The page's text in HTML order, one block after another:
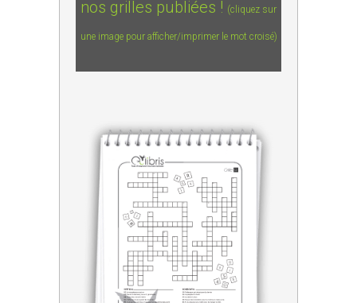
nos grilles publiées ! (cliquez sur
une image pour afficher/imprimer le mot croisé)